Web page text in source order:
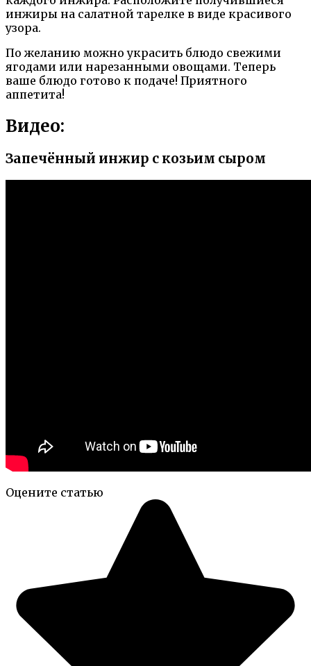
инжиры на салатной тарелке в виде красивого
узора.
По желанию можно украсить блюдо свежими
ягодами или нарезанными овощами. Теперь
ваше блюдо готово к подаче! Приятного
аппетита!
Видео:
Запечённый инжир с козьим сыром
Оцените статью